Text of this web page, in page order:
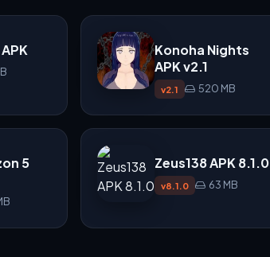
Konoha Nights
APK v2.1
v2.1 520 MB
5
Zeus138 APK 8.1.0
v8.1.0 63 MB